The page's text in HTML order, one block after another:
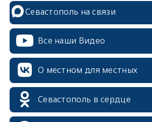
Севастополь на связи
Все наши Видео
О местном для местных
Севастополь в сердце